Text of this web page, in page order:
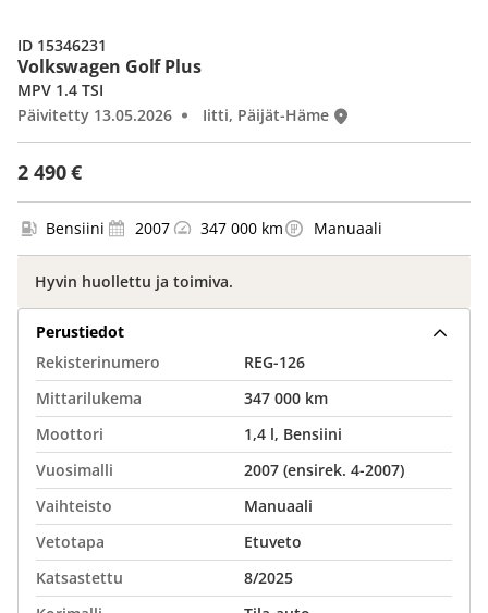
Volkswagen Golf Plus
2 490 €
MPV 1.4 TSI
Päivitetty 13.05.2026
Iitti, Päijät-Häme
ID 15346231
Bensiini 2007 347 000 km Manuaali
Hyvin huollettu ja toimiva.
Perustiedot
Rekisterinumero
REG-126
Mittarilukema
347 000 km
Moottori
1,4 l, Bensiini
Vuosimalli
2007 (ensirek. 4-2007)
Vaihteisto
Manuaali
Vetotapa
Etuveto
Katsastettu
8/2025